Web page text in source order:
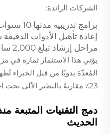
الشركات الرائدة:
برامج تدريبية مدتها 10 سنوات لمهندسي الحركات
إعادة تأهيل الأدوات الدقيقة سنويًا
مراحل إرشاد تبلغ 2,000 ساعة قبل التجميع المستقل
يؤتي هذا الاستثمار ثماره في
المُعدّة يدويًا من قبل الخبراء
23٪ مقارنةً بالنظير الآلي تحت اختبار ISO 3159.
دمج التقنيات المتبعة
الحديث